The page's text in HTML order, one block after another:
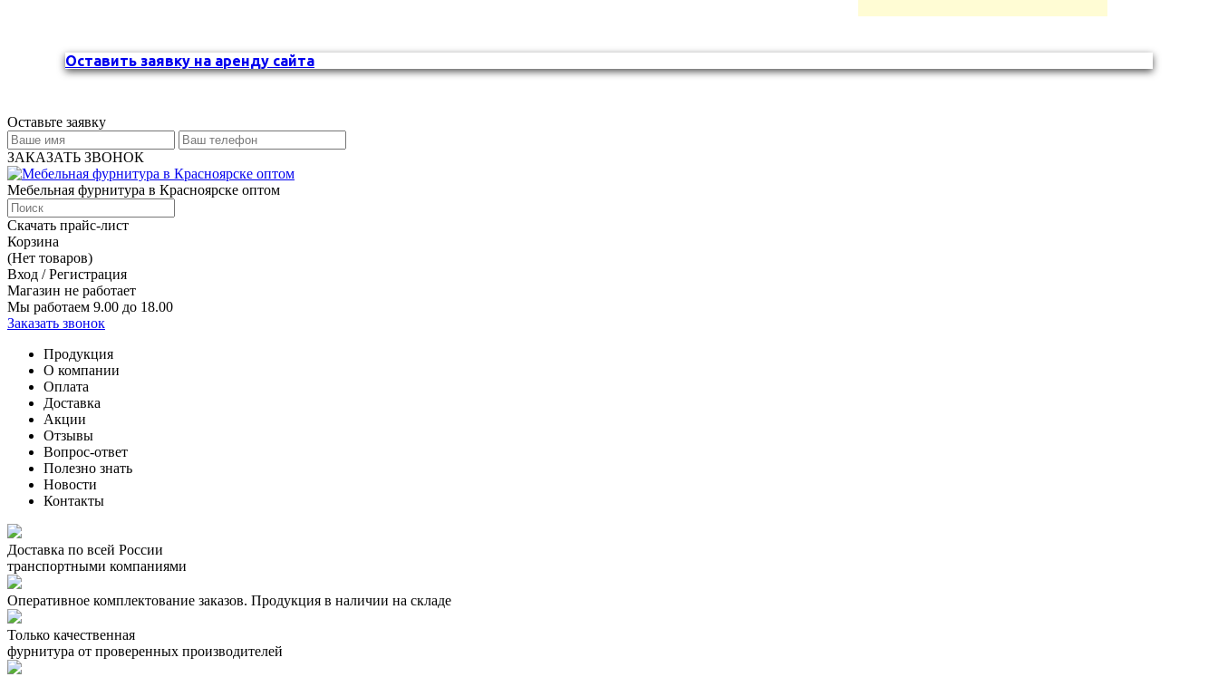
Оставить заявку на аренду сайта
Оставьте заявку
ЗАКАЗАТЬ ЗВОНОК
Мебельная фурнитура в Красноярске оптом
Скачать прайс-лист
Корзина
(Нет товаров)
Вход / Регистрация
Магазин не работает
Мы работаем 9.00 до 18.00
Заказать звонок
Продукция
О компании
Оплата
Доставка
Акции
Отзывы
Вопрос-ответ
Полезно знать
Новости
Контакты
Доставка по всей России
транспортными компаниями
Оперативное комплектование заказов. Продукция в наличии на складе
Только качественная
фурнитура от проверенных производителей